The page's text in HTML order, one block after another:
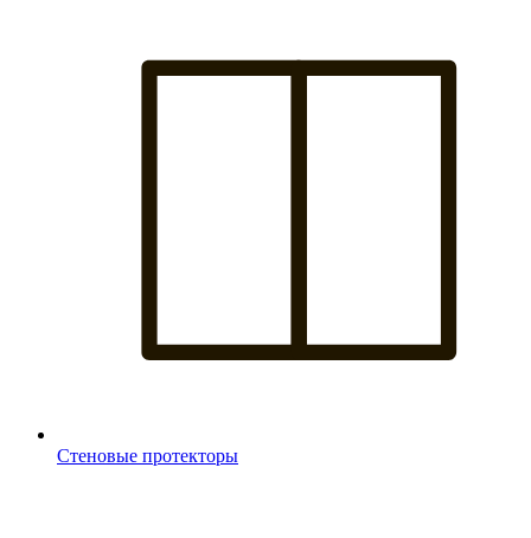
Стеновые протекторы